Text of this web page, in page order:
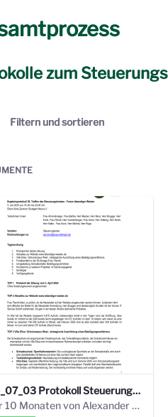
zum
auswählen
Filtern und sortieren
25_07_03 Protokoll Steuerungskreis.pdf
vor 10 Monaten von Alexander Orlowski